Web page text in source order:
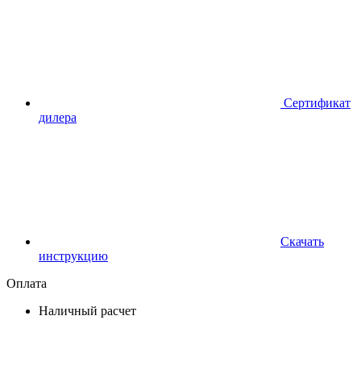
Сертификат
дилера
Скачать
инструкцию
Оплата
Наличный расчет